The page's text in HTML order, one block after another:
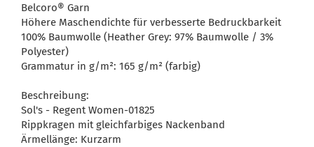
Belcoro® Garn
Höhere Maschendichte für verbesserte Bedruckbarkeit
100% Baumwolle (Heather Grey: 97% Baumwolle / 3%
Polyester)
Grammatur in g/m²: 165 g/m² (farbig)
Beschreibung:
Sol's - Regent Women-01825
Rippkragen mit gleichfarbiges Nackenband
Ärmellänge: Kurzarm